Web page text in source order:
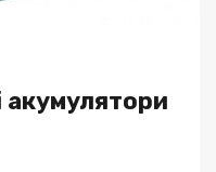
акумулятори